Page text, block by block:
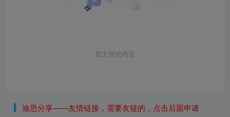
暂无评论内容
迪思分享——友情链接，需要友链的，点击后面申请